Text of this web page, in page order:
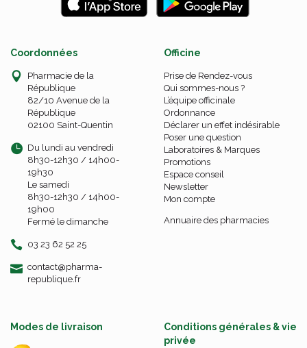
Coordonnées
Pharmacie de la
République
82/10 Avenue de la
République
02100 Saint-Quentin
Du lundi au vendredi
8h30-12h30 / 14h00-
19h30
Le samedi
8h30-12h30 / 14h00-
19h00
Fermé le dimanche
03 23 62 52 25
contact-
@-
pharma-
republique.fr
Officine
Prise de Rendez-vous
Qui sommes-nous ?
L’équipe officinale
Ordonnance
Déclarer un effet indésirable
Poser une question
Laboratoires & Marques
Promotions
Espace conseil
Newsletter
Mon compte
Annuaire des pharmacies
Modes de livraison
Conditions générales & vie
privée